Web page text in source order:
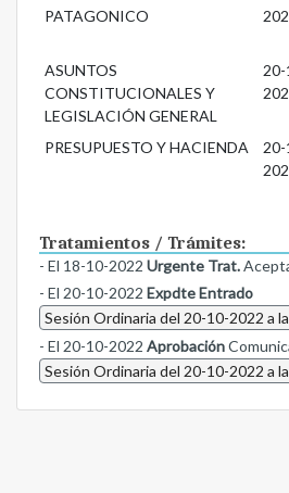
PATAGONICO
ASUNTOS
CONSTITUCIONALES Y
LEGISLACIÓN GENERAL
20-
PRESUPUESTO Y HACIENDA
20-
Tratamientos / Trámites:
- El 18-10-2022 Urgente Trat.
- El 20-10-2022 Expdte Entrado
Sesión Ordinaria del 20-10-2022 a
- El 20-10-2022 Aprobación
Sesión Ordinaria del 20-10-2022 a